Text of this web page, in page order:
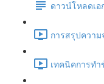
ดาวน์โหลดเอ
การสรุปควา
เทคนิคการท